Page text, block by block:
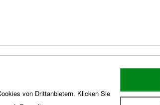
von Drittanbietern. Klicken Sie